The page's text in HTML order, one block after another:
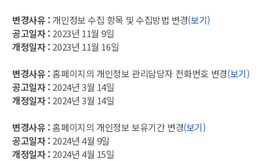
변경사유 : 개인정보 수집 항목 및 수집방법 변경(보기)
공고일자 : 2023년 11월 9일
개정일자 : 2023년 11월 16일
변경사유 :홈페이지의 개인정보 관리담당자 전화번호 변경(보기)
공고일자 : 2024년 3월 14일
개정일자 : 2024년 3월 14일
변경사유 :홈페이지의 개인정보 보유기간 변경(보기)
공고일자 : 2024년 4월 9일
개정일자 : 2024년 4월 15일